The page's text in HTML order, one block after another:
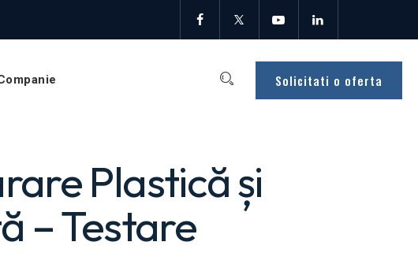
Solicitati o oferta
Plastică și
– Testare